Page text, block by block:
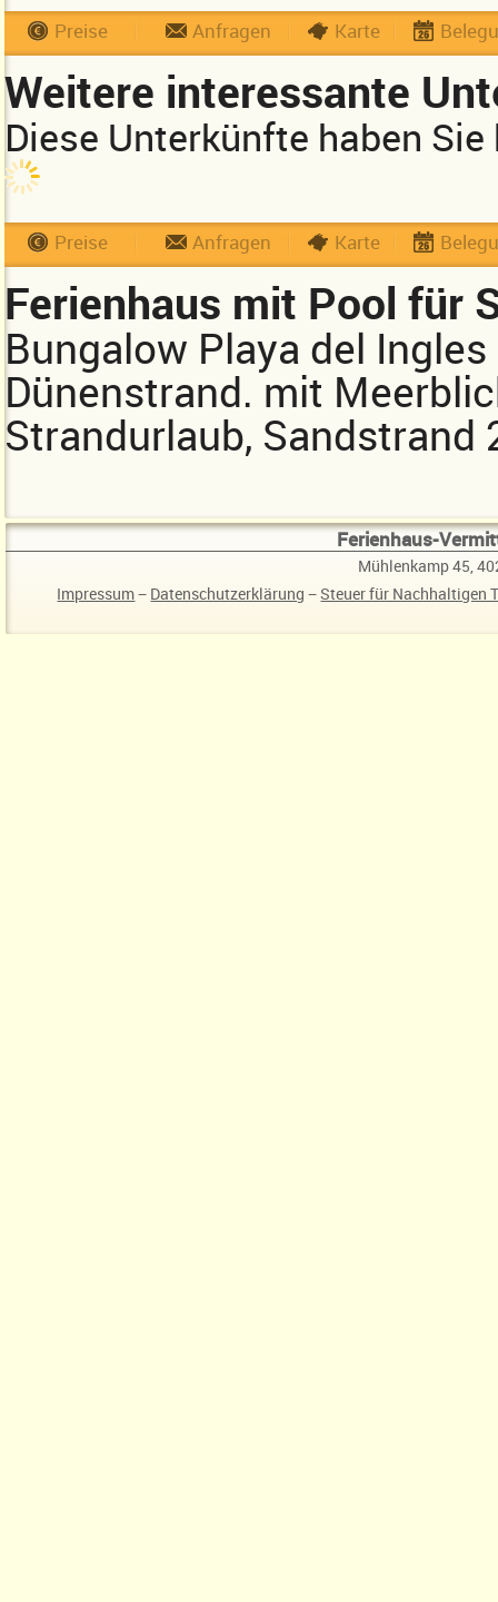
Preise Anfragen Karte
Weitere interessante
Diese Unterkünfte haben
Preise Anfragen Karte
Ferienhaus mit Pool für
Bungalow Playa del
Dünenstrand. mit
Strandurlaub, Sandstrand
Ferienhaus-
Mühlenkamp 45,
Impressum− Datenschutzerklärung −Steuer für Nachhaltigen